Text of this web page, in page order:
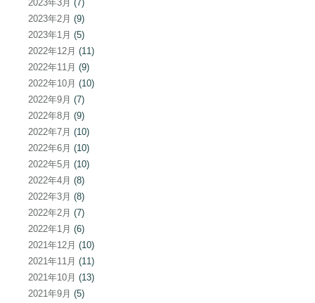
2023年3月 (7)
2023年2月 (9)
2023年1月 (5)
2022年12月 (11)
2022年11月 (9)
2022年10月 (10)
2022年9月 (7)
2022年8月 (9)
2022年7月 (10)
2022年6月 (10)
2022年5月 (10)
2022年4月 (8)
2022年3月 (8)
2022年2月 (7)
2022年1月 (6)
2021年12月 (10)
2021年11月 (11)
2021年10月 (13)
2021年9月 (5)